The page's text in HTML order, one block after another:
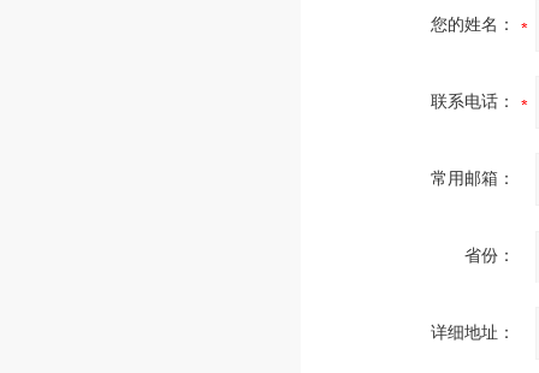
您的姓名：
联系电话：
常用邮箱：
省份：
详细地址：